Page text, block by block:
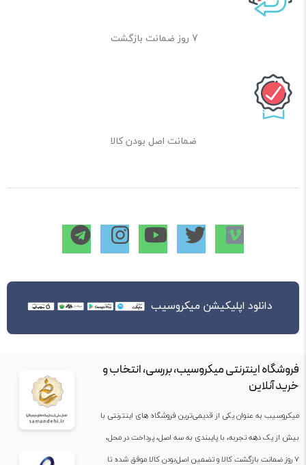
7 روز ضمانت بازگشت
ضمانت اصل بودن کالا
دانلود اپلیکیشن میکروسیب
فروشگاه اینترنتی میکروسیب، بررسی، انتخاب و
خرید آنلاین
میکروسیب به عنوان یکی از قدیمی‌ترین فروشگاه های اینترنتی با
بیش از یک دهه تجربه، با پایبندی به سه اصل، پرداخت در محل،
۷ روز ضمانت بازگشت کالا و تضمین اصل‌بودن کالا موفق شده تا